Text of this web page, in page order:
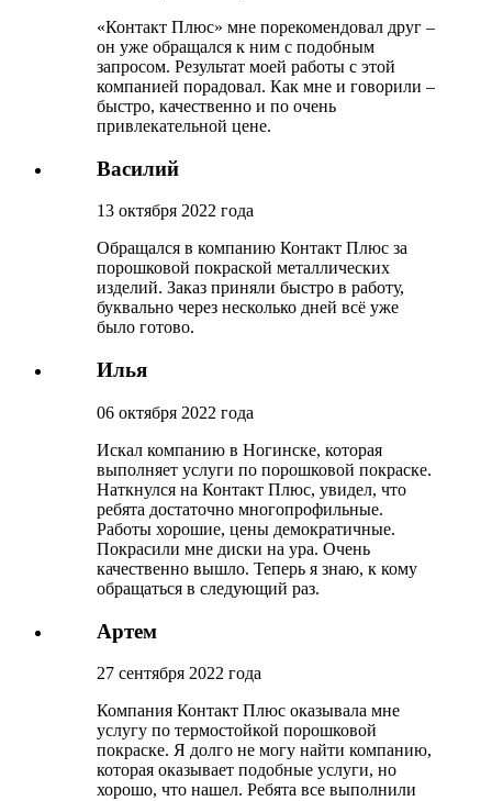
«Контакт Плюс» мне порекомендовал друг –
он уже обращался к ним с подобным
запросом. Результат моей работы с этой
компанией порадовал. Как мне и говорили –
быстро, качественно и по очень
привлекательной цене.
Василий
13 октября 2022 года
Обращался в компанию Контакт Плюс за
порошковой покраской металлических
изделий. Заказ приняли быстро в работу,
буквально через несколько дней всё уже
было готово.
Илья
06 октября 2022 года
Искал компанию в Ногинске, которая
выполняет услуги по порошковой покраске.
Наткнулся на Контакт Плюс, увидел, что
ребята достаточно многопрофильные.
Работы хорошие, цены демократичные.
Покрасили мне диски на ура. Очень
качественно вышло. Теперь я знаю, к кому
обращаться в следующий раз.
Артем
27 сентября 2022 года
Компания Контакт Плюс оказывала мне
услугу по термостойкой порошковой
покраске. Я долго не могу найти компанию,
которая оказывает подобные услуги, но
хорошо, что нашел. Ребята все выполнили